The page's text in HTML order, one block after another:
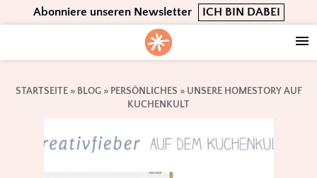
to
navigation
to
content
to
Abonniere unseren Newsletter ICH BIN DABEI
STARTSEITE» BLOG» PERSÖNLICHES » UNSERE HOMESTORY AUF
KUCHENKULT